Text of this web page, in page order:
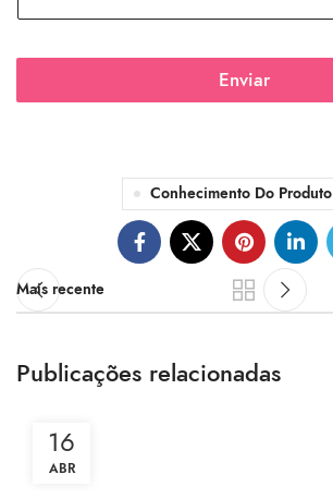
Enviar
Conhecimento Do Produto
Mais recente
Publicações relacionadas
16
ABR